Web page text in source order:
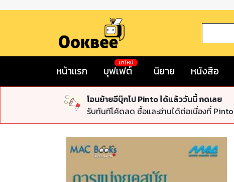
หน้าแรก บุฟเฟต์
มาใหม่
นิยาย หนังสือ
โอนย้ายอีบุ๊กไป Pinto ได้แล้ววันนี้ กดเลย
รับทันทีโค้ดลด ซื้อและอ่านได้ต่อเนื่องที่ Pinto